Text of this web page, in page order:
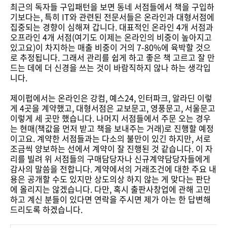
최근의 독자들 구입패턴을 보면 동네 서점들에서 책을 구입하
기보다는, 특히 IT와 관련된 전문서들은 온라인과 대형서점에
집중되는 경향이 심해져 갑니다. 대표적인 온라인 4개 서점과
오프라인 4개 서점(여기도 이제는 온라인의 비중이 높아지고
있고요)이 차지하는 매출 비중이 거의 7-80%에 육박할 것으
로 추정됩니다. 그래서 관리를 쉽게 하고 좋은 책 고르고 잘 만
드는 데에 더 신경을 쓰는 것이 바람직하지 않나 하는 생각입
니다.
제이펍에서는 온라인은 강컴, 예스24, 인터파크, 알라딘 이렇
게 4곳을 계약했고, 대형서점은 교보문고, 영풍문고, 서울문고
이렇게 세 곳만 했습니다. 나머지 서점들에서 주문 오는 경우
는 현매(책값을 먼저 받고 책을 보내주는 거래)로 진행할 예정
이고요. 계약한 서점들과는 다소의 불만이 있긴 하지만, 서로
조금씩 양보하는 선에서 계약이 잘 진행된 것 같습니다. 이 자
리를 빌려 위 서점들의 구매담당자나 신규계약담당자들에게
감사의 말씀을 전합니다. 계약에서의 거래조건에 대한 주요 내
용은 공개할 수도 있지만 상도의상 하지 않는 게 맞다는 판단
에 올리지는 않겠습니다. 다만, 혹시 출판사창업에 관해 고민
하고 계신 분들이 있다면 연락을 주시면 제가 아는 한 답변해
드리도록 하겠습니다.